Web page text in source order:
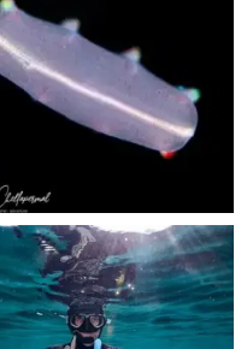
scuba_people_magazine